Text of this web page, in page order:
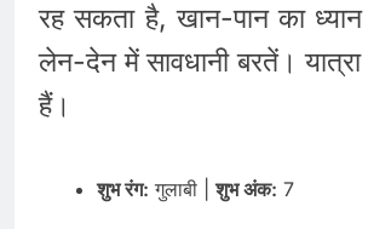
रह सकता है, खान-पान का
लेन-देन में सावधानी बरतें।
हैं।
शुभ रंग: गुलाबी |शुभ अंक: 7